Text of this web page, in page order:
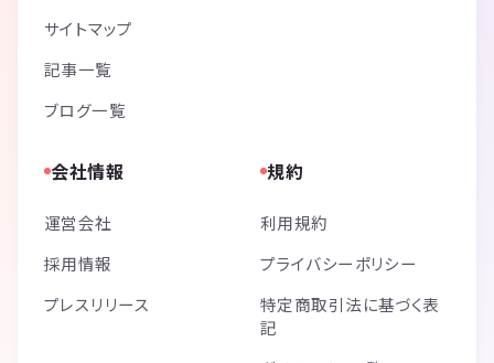
サイトマップ
記事一覧
ブログ一覧
会社情報
運営会社
採用情報
プレスリリース
規約
利用規約
プライバシーポリシー
特定商取引法に基づく表
記